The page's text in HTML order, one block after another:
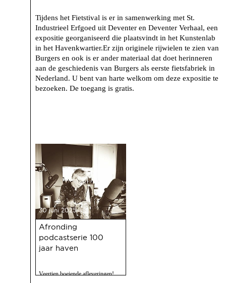
Tijdens het Fietstival is er in samenwerking met St.
Industrieel Erfgoed uit Deventer en Deventer Verhaal, een
expositie georganiseerd die plaatsvindt in het Kunstenlab
in het Havenkwartier.Er zijn originele rijwielen te zien van
Burgers en ook is er ander materiaal dat doet herinneren
aan de geschiedenis van Burgers als eerste fietsfabriek in
Nederland. U bent van harte welkom om deze expositie te
bezoeken. De toegang is gratis.
30 juni 2025
Afronding
podcastserie 100
jaar haven
Veertien boeiende afleveringen!